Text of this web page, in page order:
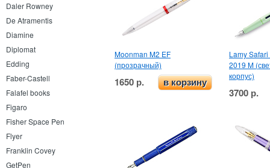
Daler Rowney
De Atramentis
Diamine
Diplomat
Edding
Faber-Castell
Falafel books
Figaro
Fisher Space Pen
Flyer
Franklin Covey
GetPen
Moonman M2 EF
(прозрачный)
1650 р. в корзину
Lamy
2019 M
корпус)
3700 р.